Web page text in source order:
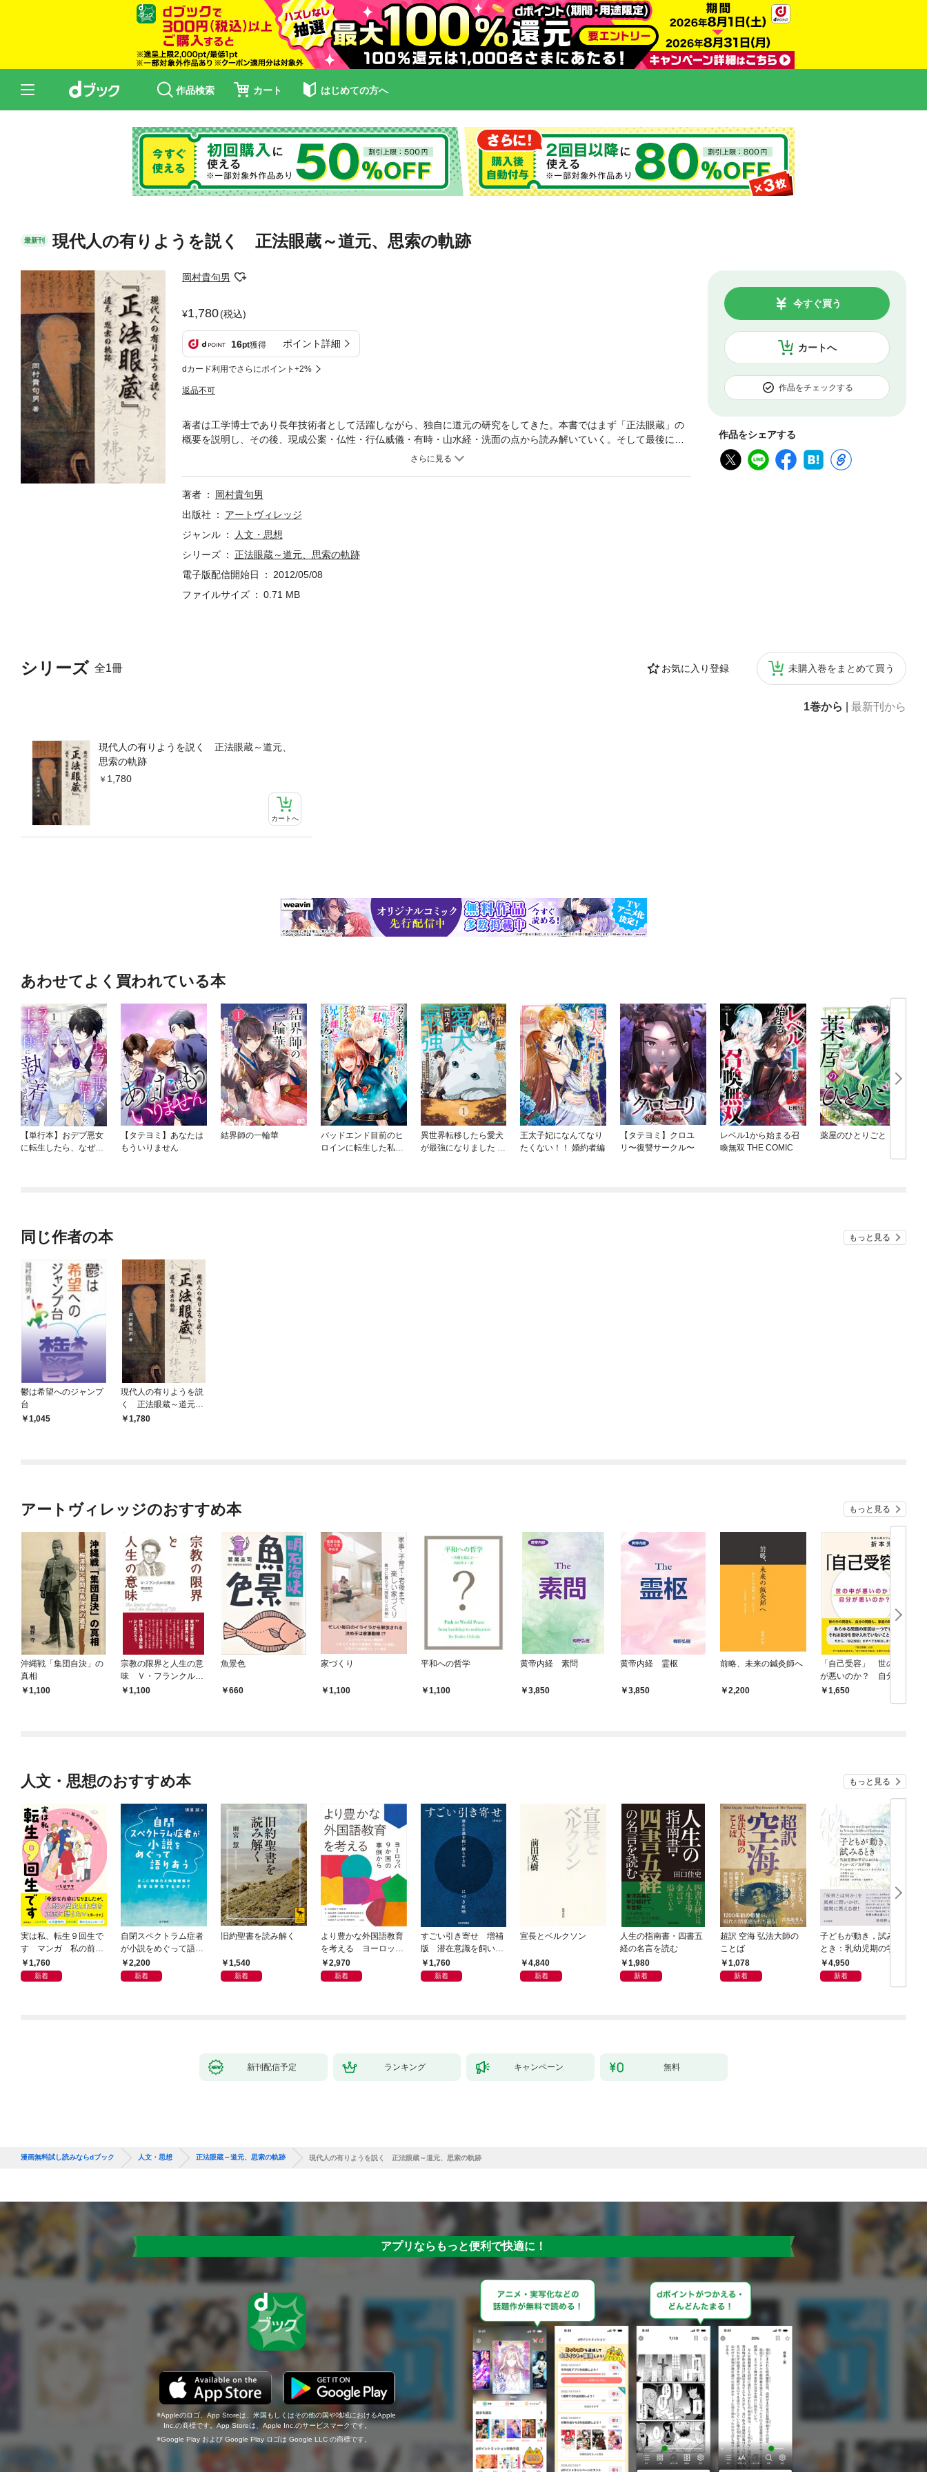
作品検索 カート はじめての方へ
最新刊 現代人の有りようを説く 正法眼蔵～道元、思索の軌跡
岡村貴句男
1,780(税込)
16pt獲得 ポイント詳細
dカード利用でさらにポイント+2%
返品不可
カートへ
今すぐ買う
作品をチェックする
作品をシェアする
シリーズ 全1冊 お気に入り登録 未購入巻をまとめて買う
1巻から 最新刊から
現代人の有りようを説く 正法眼蔵～道元、
思索の軌跡
1,780
カートへ
著者は工学博士であり長年技術者として活躍しながら、独自に道元の研究をしてきた。本書ではまず「正法眼蔵」の
概要を説明し、その後、現成公案・仏性・行仏威儀・有時・山水経・洗面の点から読み解いていく。そして最後に
「正法眼蔵」の今日的意義をハイデガーの哲学と絡めて述べていく。
著者
岡村貴句男
出版社
アートヴィレッジ
ジャンル
人文・思想
シリーズ
正法眼蔵～道元、思索の軌跡
電子版配信開始日
2012/05/08
ファイルサイズ
0.71 MB
あわせてよく買われている本
【単行本】おデブ悪女
に転生したら、なぜか
【タテヨミ】あなたは
もういりません
結界師の一輪華
バッドエンド目前のヒ
ロインに転生した私、
異世界転移したら愛犬
が最強になりました ～
王太子妃になんてなり
たくない！！ 婚約者編
【タテヨミ】クロユ
リ〜復讐サークル〜
レベル1から始まる召
喚無双 THE COMIC
薬屋のひとりごと
同じ作者の本 もっと見る
鬱は希望へのジャンプ
台
1,045
現代人の有りようを説
く 正法眼蔵～道元、
思索の軌跡
1,780
アートヴィレッジのおすすめ本 もっと見る
沖縄戦「集団自決」の
真相
1,100
宗教の限界と人生の意
味 Ｖ・フランクルの
視点1,100
魚景色
660
家づくり
1,100
平和への哲学
1,100
黄帝内経 素問
3,850
黄帝内経 霊枢
3,850
前略、未来の鍼灸師へ
2,200
「自己受容」 世の中
が悪いのか？ 自分が
悪いのか？
1,650
人文・思想のおすすめ本 もっと見る
実は私、転生９回生で
す マンガ 私の前世
物語1,760
新着
自閉スペクトラム症者
が小説をめぐって語り
あう2,200
新着
旧約聖書を読み解く
1,540
新着
より豊かな外国語教育
を考える ヨーロッパ
9か国の事例から
2,970
新着
すごい引き寄せ 増補
版 潜在意識を飼い馴
らす方法
1,760
新着
宣長とベルクソン
4,840
新着
人生の指南書・四書五
経の名言を読む
1,980
新着
超訳 空海 弘法大師の
ことば
1,078
新着
子どもが動き，試みる
とき：乳幼児期の学び
におけるドゥルーズ／
ガタリ論
4,950
新着
新刊配信予定 ランキング キャンペーン 無料
漫画無料試し読みならdブック 人文・思想 正法眼蔵～道元、思索の軌跡 現代人の有りようを説く 正法眼蔵～道元、思索の軌跡
アプリならもっと便利で快適に！
Appleのロゴ、App Storeは、米国もしくはその他の国や地域におけるApple
Inc.の商標です。App Storeは、Apple Inc.のサービスマークです。
Google Play および Google Play ロゴは Google LLC の商標です。